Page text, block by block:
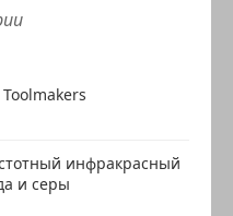
инфракрасный
и серы